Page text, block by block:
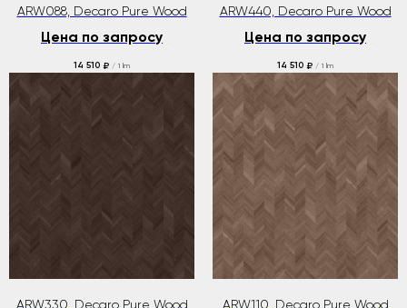
ARW088, Decaro Pure Wood
Цена по запросу
14 510 ₽ / 1 lm
ARW440, Decaro Pure Wood
Цена по запросу
14 510 ₽ / 1 lm
ARW330, Decaro Pure Wood ARW110, Decaro Pure Wood